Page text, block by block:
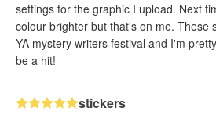
settings for the graphic I upload. Next
colour brighter but that's on me. These
YA mystery writers festival and I'm
be a hit!
stickers